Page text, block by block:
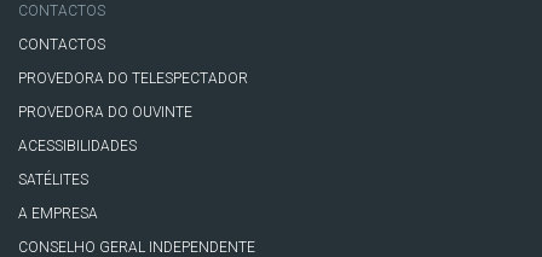
CONTACTOS
CONTACTOS
PROVEDORA DO TELESPECTADOR
PROVEDORA DO OUVINTE
ACESSIBILIDADES
SATÉLITES
A EMPRESA
CONSELHO GERAL INDEPENDENTE